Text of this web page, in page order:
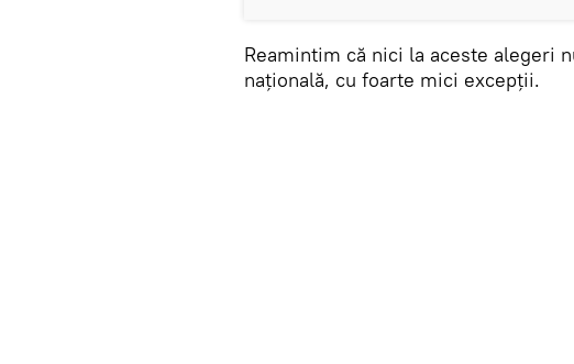
Reamintim că nici la aceste alegeri
națională, cu foarte mici excepții.